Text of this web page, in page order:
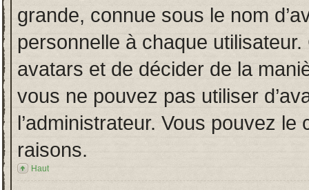
grande, connue sous le nom
personnelle à chaque utilisateur.
avatars et de décider de la
vous ne pouvez pas utiliser
l’administrateur. Vous pouvez
raisons.
Haut